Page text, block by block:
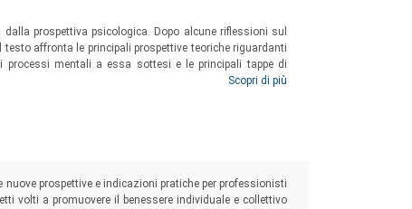
prospettiva psicologica. Dopo alcune riflessioni sul
affronta le principali prospettive teoriche riguardanti
processi mentali a essa sottesi e le principali tappe di
infine uno sguardo sull’ironia negli artefatti artistici e
questa tipologia di comunicazione non letterale riveste
Scopri di più
prospettive e indicazioni pratiche per professionisti
volti a promuovere il benessere individuale e collettivo